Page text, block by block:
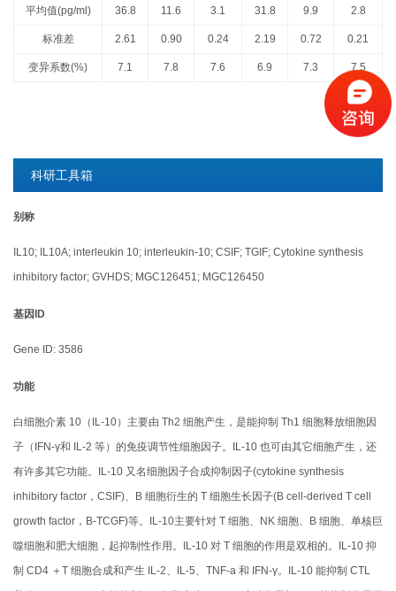
平均值(pg/ml) 36.8 11.6 3.1 31.8 9.9 2.8
标准差 2.61 0.90 0.24 2.19 0.72 0.21
变异系数(%) 7.1 7.8 7.6 6.9 7.3 7.5
科研工具箱
别称
IL10; IL10A; interleukin 10; interleukin-10; CSIF; TGIF; Cytokine synthesis
inhibitory factor; GVHDS; MGC126451; MGC126450
基因ID
Gene ID: 3586
功能
白细胞介素 10（IL-10）主要由 Th2 细胞产生，是能抑制 Th1 细胞释放细胞因
子（IFN-γ和 IL-2 等）的免疫调节性细胞因子。IL-10 也可由其它细胞产生，还
有许多其它功能。IL-10 又名细胞因子合成抑制因子(cytokine synthesis
inhibitory factor，CSIF)、B 细胞衍生的 T 细胞生长因子(B cell-derived T cell
growth factor，B-TCGF)等。IL-10主要针对 T 细胞、NK 细胞、B 细胞、单核巨
噬细胞和肥大细胞，起抑制性作用。IL-10 对 T 细胞的作用是双相的。IL-10 抑
制 CD4 ＋T 细胞合成和产生 IL-2、IL-5、TNF-a 和 IFN-γ。IL-10 能抑制 CTL